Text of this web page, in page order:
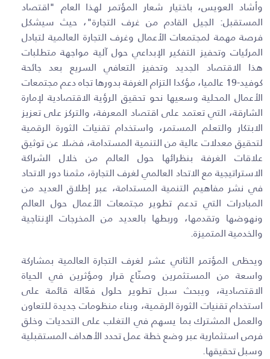
وأشاد العويس، باختيار شعار المؤتمر لهذا العام "اقتصاد
المستقبل: الجيل القادم من غرف التجارة"، حيث سيشكل
فرصة مهمة لمجتمعات الأعمال وغرف التجارة العالمية لتبادل
المرئيات وتحفيز التفكير الإبداعي حول آلية مواجهة متطلبات
هذا الاقتصاد الجديد وتحفيز التعافي السريع بعد جائحة
كوفيد-19 عالميا، مؤكدا التزام الغرفة بدورها تجاه دعم مجتمعات
الأعمال المحلية وسعيها نحو تحقيق الرؤية الاقتصادية لإمارة
الشارقة، التي تعتمد على اقتصاد المعرفة، والتركز على تعزيز
الابتكار والتعلم المستمر، واستخدام تقنيات الثورة الرقمية
لتحقيق معدلات عالية من التنمية المستدامة، فضلا عن توثيق
علاقات الغرفة بنظرائها حول العالم من خلال الشراكة
الاستراتيجية مع الاتحاد العالمي لغرف التجارة، مثمنا دور الاتحاد
في نشر مفاهيم التنمية المستدامة، عبر إطلاق العديد من
المبادرات التي تدعم تطوير مجتمعات الأعمال حول العالم
ونهوضها وتقدمها، وربطها بالعديد من المخرجات الإنتاجية
والخدمية المتميزة.
ويحظى المؤتمر الثاني عشر لغرف التجارة العالمية بمشاركة
واسعة من المستثمرين وصنّاع قرار ومؤثرين في الحياة
الاقتصادية، ويبحث سبل تطوير حلول فعّالة قائمة على
استخدام تقنيات الثورة الرقمية، وبناء منظومات جديدة للتعاون
والعمل المشترك بما يسهم في التغلب على التحديات وخلق
فرص استثمارية عبر وضع خطة عمل تحدد الأهداف المستقبلية
وسبل تحقيقها.